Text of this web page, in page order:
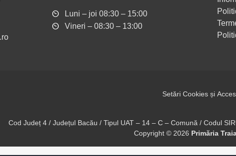
Luni – joi 08:30 – 15:00
Vineri – 08:30 – 13:00
Setări Cookies și
Cod Județ 4 / Județul Bacău / Tipul UAT – 14 – C – Comună / Codul
Copyright © 2026 Primăria